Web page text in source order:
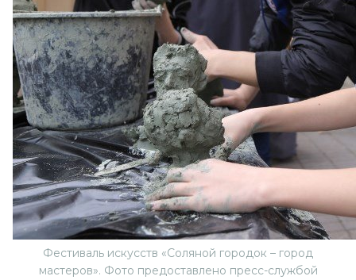
Фестиваль искусств «Соляной городок – город
мастеров». Фото предоставлено пресс-службой